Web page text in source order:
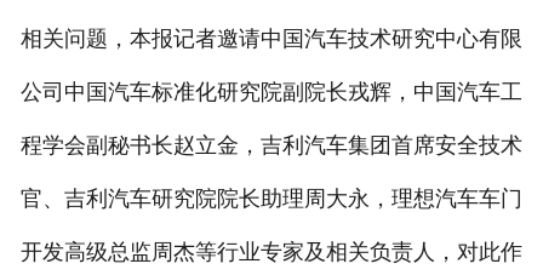
联系我们
客户留言
相关问题，本报记者邀请中国汽车技术研究中心有限
公司中国汽车标准化研究院副院长戎辉，中国汽车工
程学会副秘书长赵立金，吉利汽车集团首席安全技术
官、吉利汽车研究院院长助理周大永，理想汽车车门
开发高级总监周杰等行业专家及相关负责人，对此作